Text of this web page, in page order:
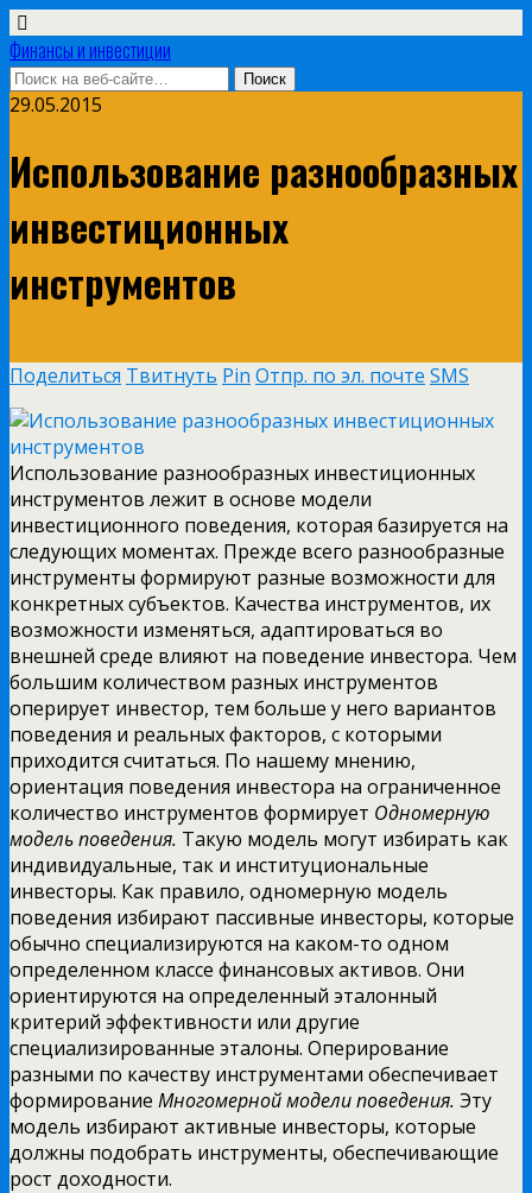
Финансы и инвестиции
29.05.2015
Использование разнообразных
инвестиционных
инструментов
Поделиться Твитнуть Pin Отпр. по эл. почте SMS
Использование разнообразных инвестиционных
инструментов лежит в основе модели
инвестиционного поведения, которая базируется на
следующих моментах. Прежде всего разнообразные
инструменты формируют разные возможности для
конкретных субъектов. Качества инструментов, их
возможности изменяться, адаптироваться во
внешней среде влияют на поведение инвестора. Чем
большим количеством разных инструментов
оперирует инвестор, тем больше у него вариантов
поведения и реальных факторов, с которыми
приходится считаться. По нашему мнению,
ориентация поведения инвестора на ограниченное
количество инструментов формирует Одномерную
модель поведения. Такую модель могут избирать как
индивидуальные, так и институциональные
инвесторы. Как правило, одномерную модель
поведения избирают пассивные инвесторы, которые
обычно специализируются на каком-то одном
определенном классе финансовых активов. Они
ориентируются на определенный эталонный
критерий эффективности или другие
специализированные эталоны. Оперирование
разными по качеству инструментами обеспечивает
формирование Многомерной модели поведения. Эту
модель избирают активные инвесторы, которые
должны подобрать инструменты, обеспечивающие
рост доходности.